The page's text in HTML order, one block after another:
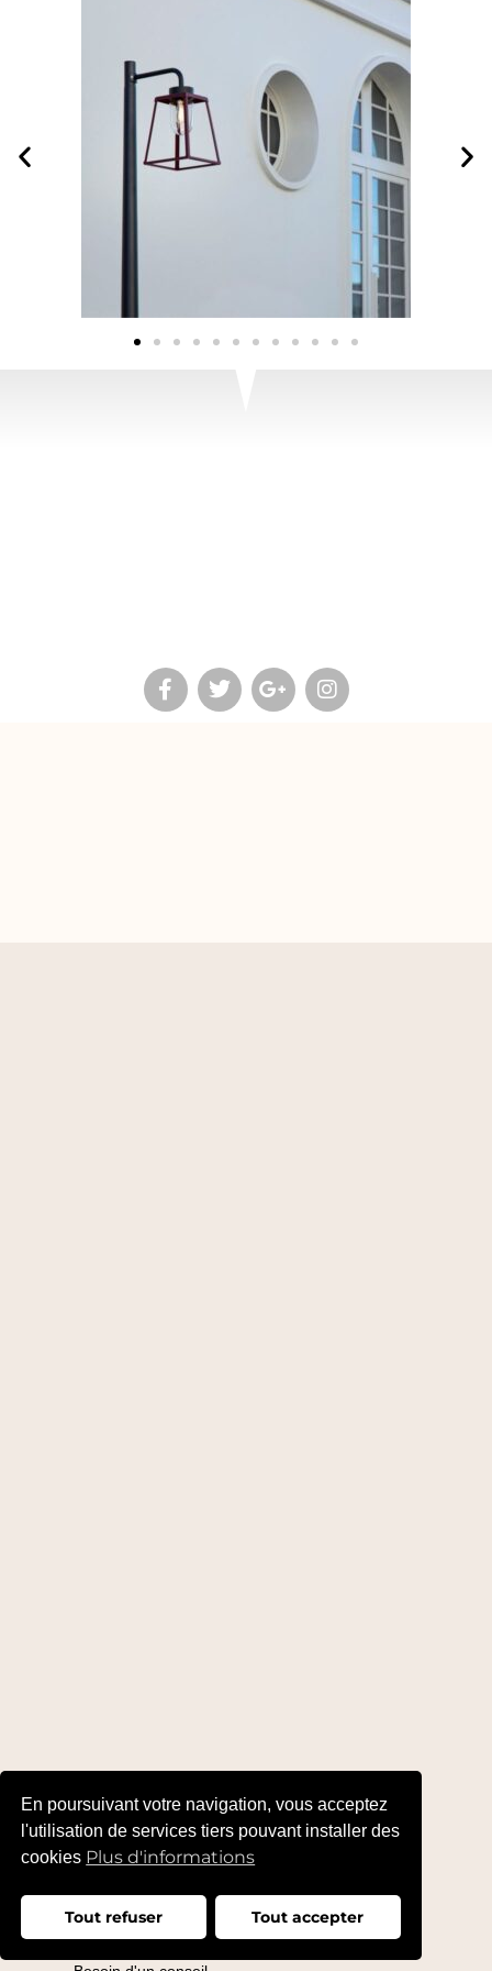
En poursuivant votre navigation, vous acceptez
l'utilisation de services tiers pouvant installer des
cookies Plus d'informations
Tout refuser Tout accepter